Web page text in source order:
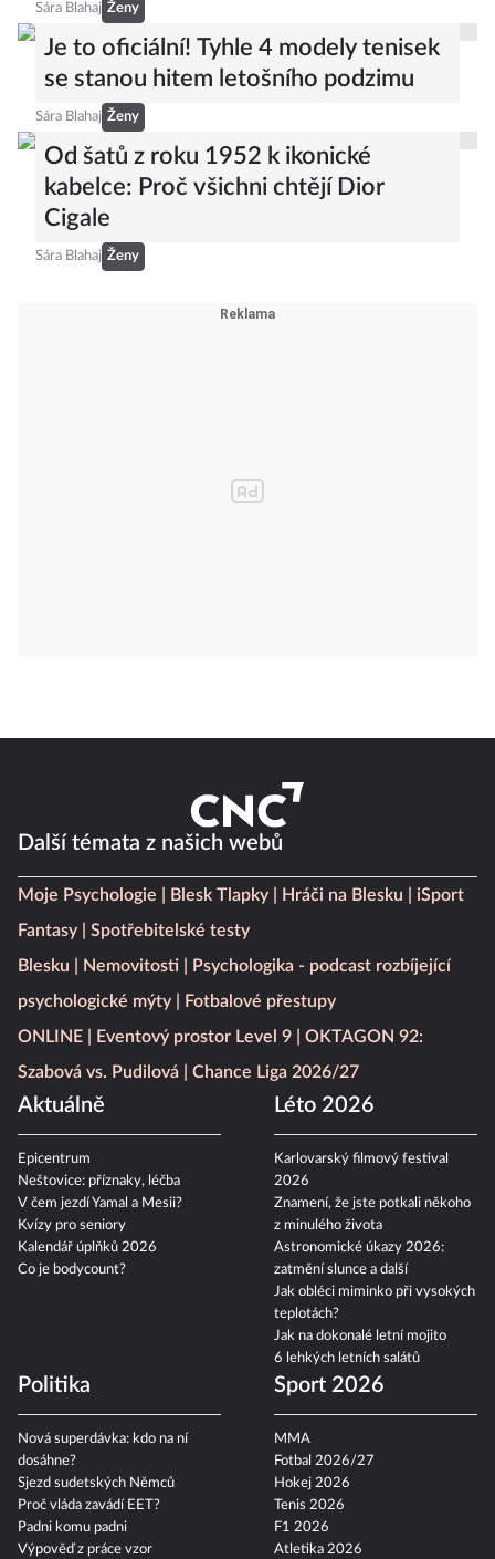
Sára Blahaj Ženy
Je to oficiální! Tyhle 4 modely tenisek
se stanou hitem letošního podzimu
Sára Blahaj Ženy
Od šatů z roku 1952 k ikonické
kabelce: Proč všichni chtějí Dior
Cigale
Sára Blahaj Ženy
Další témata z našich webů
Moje Psychologie Blesk Tlapky Hráči na Blesku
iSport
Fantasy
Spotřebitelské testy
Blesku
Nemovitosti
Psychologika - podcast rozbíjející
psychologické mýty
Fotbalové přestupy
ONLINE
Eventový prostor Level 9
OKTAGON 92:
Szabová vs. Pudilová
Chance Liga 2026/27
Aktuálně
Epicentrum
Neštovice: příznaky, léčba
V čem jezdí Yamal a Mesii?
Kvízy pro seniory
Kalendář úplňků 2026
Co je bodycount?
Léto 2026
Karlovarský filmový festival
2026
Znamení, že jste potkali někoho
z minulého života
Astronomické úkazy 2026:
zatmění slunce a další
Jak obléci miminko při vysokých
teplotách?
Jak na dokonalé letní mojito
6 lehkých letních salátů
Politika
Nová superdávka: kdo na ní
dosáhne?
Sjezd sudetských Němců
Proč vláda zavádí EET?
Padni komu padni
Výpověď z práce vzor
Sport 2026
MMA
Fotbal 2026/27
Hokej 2026
Tenis 2026
F1 2026
Atletika 2026